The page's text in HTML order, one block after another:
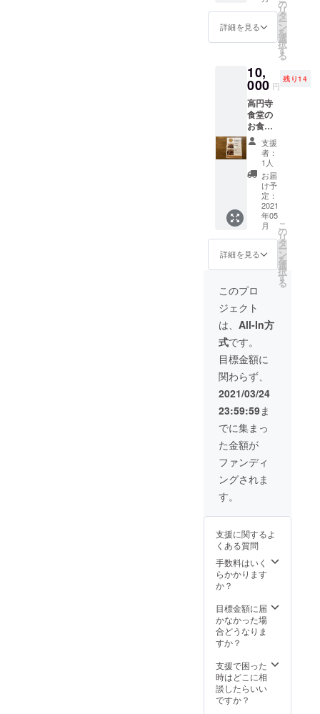
アウト
全てで
ご利用
いただ
す。 有
効期限
はお送
りした
日から1
年間と
させて
いただ
きま
す。
詳細を見る
の
リ
タ
ー
ン
を
選
択
す
る
10,
000 円
残り14
高円寺
食堂の
お食事
券1000
円分、
ミニ花
束、手
書きお
手紙 ※
お食事
券はテ
イクア
ウト、
イート
インど
ちらで
もご利
用いた
だけま
す。有
効期限
はお送
りした
日から1
年間と
させて
いただ
きま
す。
支援
者：
1人
お届
け予
定：
2021
年05
月
詳細を見る
こ
の
リ
タ
ー
ン
を
選
択
す
る
このプロ
ジェクト
は、 All-In方
式です。
目標金額に
関わらず、
2021/03/24
23:59:59ま
でに集まっ
た金額が
ファンディ
ングされま
す。
支援に関するよ
くある質問
手数料はいく
らかかります
か？
目標金額に届
かなかった場
合どうなりま
すか？
支援で困った
時はどこに相
談したらいい
ですか？